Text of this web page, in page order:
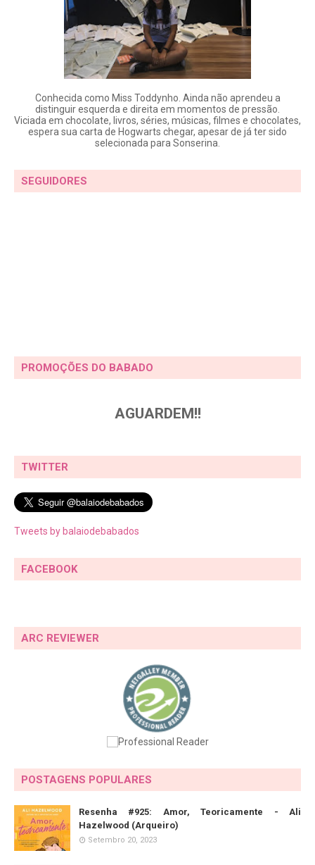
Conhecida como Miss Toddynho. Ainda não aprendeu a
distinguir esquerda e direita em momentos de pressão.
Viciada em chocolate, livros, séries, músicas, filmes e chocolates,
espera sua carta de Hogwarts chegar, apesar de já ter sido
selecionada para Sonserina.
SEGUIDORES
PROMOÇÕES DO BABADO
AGUARDEM!!
TWITTER
Tweets by balaiodebabados
FACEBOOK
ARC REVIEWER
POSTAGENS POPULARES
Resenha #925: Amor, Teoricamente - Ali
Hazelwood (Arqueiro)
Setembro 20, 2023